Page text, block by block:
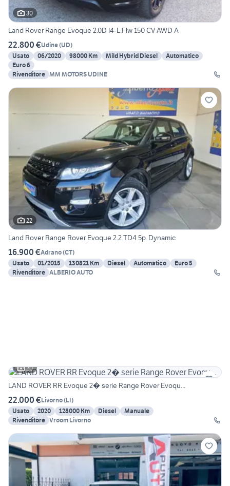
30
Land Rover Range Evoque 2.0D I4-L.Flw 150 CV AWD A
22.800 €Udine(UD)
Usato
06/2020 98000 Km Mild Hybrid Diesel
Automatico
Euro 6
Rivenditore MM MOTORS UDINE
22
Land Rover Range Rover Evoque 2.2 TD4 5p. Dynamic
16.900 €Adrano(CT)
Usato
01/2015 130821 Km Diesel Automatico
Euro 5
Rivenditore ALBERIO AUTO
20
LAND ROVER RR Evoque 2� serie Range Rover Evoqu...
22.000 €Livorno(LI)
Usato
2020 128000 Km Diesel
Manuale
Rivenditore Vroom Livorno